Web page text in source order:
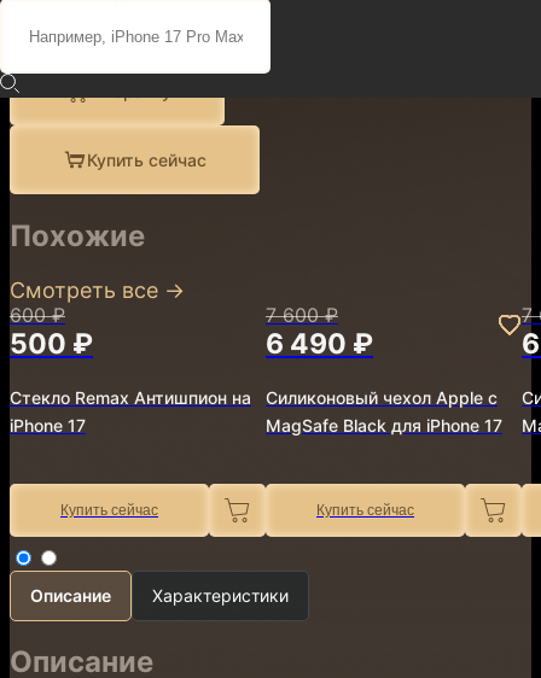
Описание
Характеристики
Купить сейчас
Похожие
Смотреть все →
600 ₽
500 ₽
Стекло Remax Антишпион на
iPhone 17
Купить сейчас
7 600 ₽
6 490 ₽
Силиконовый чехол Apple с
MagSafe Black для iPhone 17
Купить сейчас
7
Описание Характеристики
Описание